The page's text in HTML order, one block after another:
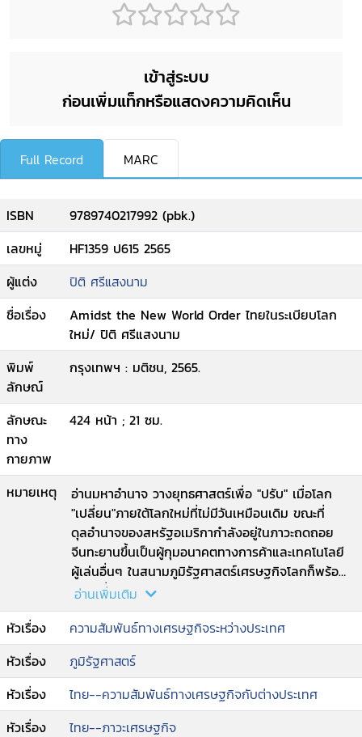
เข้าสู่ระบบ
ก่อนเพิ่มแท็กหรือแสดงความคิดเห็น
Full Record MARC
ISBN
9789740217992 (pbk.)
เลขหมู่
HF1359 ป615 2565
ผู้แต่ง
ปิติ ศรีแสงนาม
ชื่อเรื่อง
Amidst the New World Order ไทยในระเบียบโลก
ใหม่/ ปิติ ศรีแสงนาม
พิมพ์
ลักษณ์
กรุงเทพฯ : มติชน, 2565.
ลักษณะ
ทาง
กายภาพ
424 หน้า ; 21 ซม.
หมายเหตุ
อ่านมหาอำนาจ วางยุทธศาสตร์เพื่อ "ปรับ" เมื่อโลก
"เปลี่ยน"ภายใต้โลกใหม่ที่ไม่มีวันเหมือนเดิม ขณะที่
ดุลอำนาจของสหรัฐอเมริกากำลังอยู่ในภาวะถดถอย
จีนทะยานขึ้นเป็นผู้กุมอนาคตทางการค้าและเทคโนโลยี
ผู้เล่นอื่นๆ ในสนามภูมิรัฐศาสตร์เศรษฐกิจโลกก็พร้อม
ขยับเพื่อก้าวกระโดด Amidst the New World Order
ไทยในระเบียบโลกใหม่ โดยรองศาสตราจารย์ ดร. ปิติ
ศรีแสงนาม ชวนสำรวจและทำความเข้าใจโลกที่พลิกผัน
จากการกระชากเปลี่ยนครั้งใหญ่รู้เท่าทันการ
เปลี่ยนแปลง ร่วมกำหนดตำแหน่งแห่งที่ บทบาท ท่าที
และ "อนาคต" ของชาติที่คาดหมายและคาดหวังให้เป็น
จริง.
อ่านเพิ่มเติม
หัวเรื่อง
ความสัมพันธ์ทางเศรษฐกิจระหว่างประเทศ
หัวเรื่อง
ภูมิรัฐศาสตร์
หัวเรื่อง
ไทย--ความสัมพันธ์ทางเศรษฐกิจกับต่างประเทศ
หัวเรื่อง
ไทย--ภาวะเศรษฐกิจ